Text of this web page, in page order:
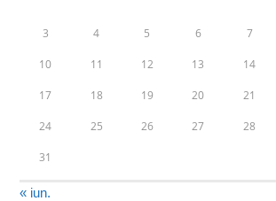
3 4 5 6 7
10 11 12 13 14
17 18 19 20 21
24 25 26 27 28
31
« iun.